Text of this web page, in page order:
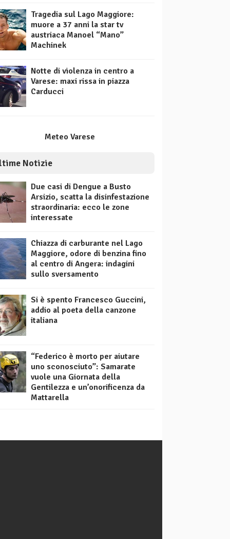
Tragedia sul Lago Maggiore:
muore a 37 anni la star tv
austriaca Manoel “Mano”
Machinek
Notte di violenza in centro a
Varese: maxi rissa in piazza
Carducci
Meteo Varese
Notizie
Due casi di Dengue a Busto
Arsizio, scatta la disinfestazione
straordinaria: ecco le zone
interessate
Chiazza di carburante nel Lago
Maggiore, odore di benzina fino
al centro di Angera: indagini
sullo sversamento
Si è spento Francesco Guccini,
addio al poeta della canzone
italiana
“Federico è morto per aiutare
uno sconosciuto”: Samarate
vuole una Giornata della
Gentilezza e un’onorificenza da
Mattarella